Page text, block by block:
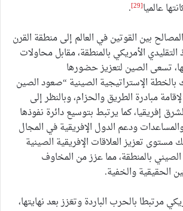
عالميا[29]
.
بين القوتين في العالم إلى منطقة القرن
التقليدي الأمريكي بالمنطقة، مقابل محاولات
تسعى الصين لتعزيز حضورها
بالخطة الإستراتيجية الصينية “صعود الصين
مبادرة الطريق والحزام، وبالنظر إلى
إفريقيا، كما يرتبط بتوسيع دائرة نفوذها
ودعم الدول الإفريقية في المجال
مستوى تعزيز العلاقات الإفريقية الصينية
الصيني بالمنطقة، مما عزز من المخاوف
الحقيقية والخفية.
مرتبطا بالحرب الباردة وتعَزز بعد نهايتها،